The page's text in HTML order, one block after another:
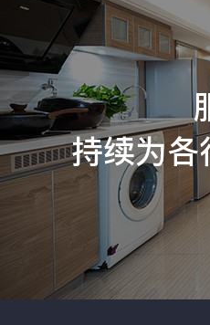
持续为各